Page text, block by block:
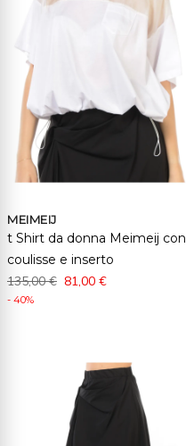
MEIMEIJ
t Shirt da donna Meimeij con
coulisse e inserto
135,00 € 81,00 €
- 40%